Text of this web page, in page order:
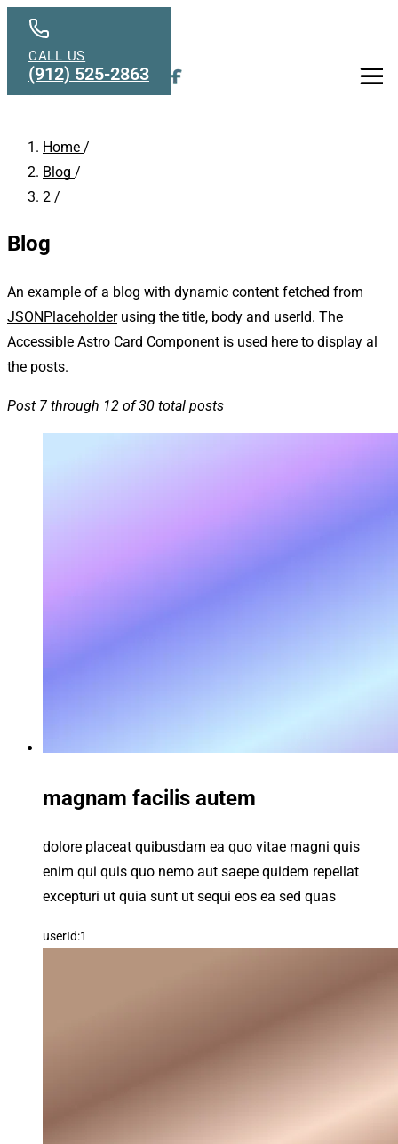
Skip to main content
Home /
Blog /
2 /
Blog
An example of a blog with dynamic content fetched from
JSONPlaceholderusing the title, body and userId. The
Accessible Astro Card Component is used here to display al
the posts.
Post 7 through 12 of 30 total posts
magnam facilis autem
dolore placeat quibusdam ea quo vitae magni quis
enim qui quis quo nemo aut saepe quidem repellat
excepturi ut quia sunt ut sequi eos ea sed quas
userId:1
CALL US
(912) 525-2863